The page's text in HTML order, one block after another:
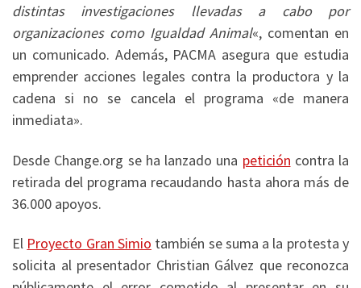
distintas investigaciones llevadas a cabo por
organizaciones como Igualdad Animal«, comentan en
un comunicado. Además, PACMA asegura que estudia
emprender acciones legales contra la productora y la
cadena si no se cancela el programa «de manera
inmediata».
Desde Change.org se ha lanzado una petición contra la
retirada del programa recaudando hasta ahora más de
36.000 apoyos.
El Proyecto Gran Simio también se suma a la protesta y
solicita al presentador Christian Gálvez que reconozca